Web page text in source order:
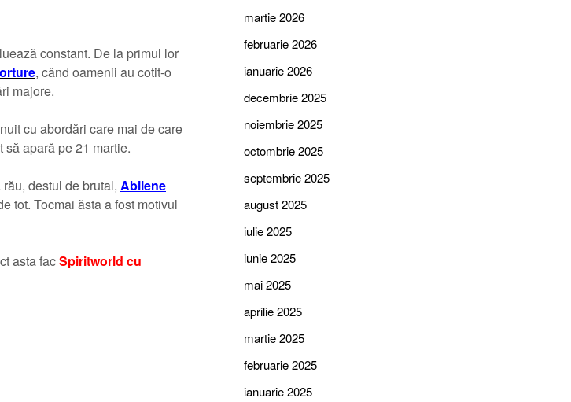
constant. De la primul lor
, când oamenii au cotit-o
majore.
cu abordări care mai de care
apară pe 21 martie.
destul de brutal, Abilene
tot. Tocmai ăsta a fost motivul
asta facSpiritworld cu
martie 2026
februarie 2026
ianuarie 2026
decembrie 2025
noiembrie 2025
octombrie 2025
septembrie 2025
august 2025
iulie 2025
iunie 2025
mai 2025
aprilie 2025
martie 2025
februarie 2025
ianuarie 2025